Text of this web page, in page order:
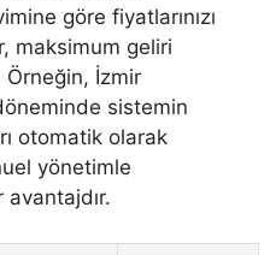
göre fiyatlarınızı
maksimum geliri
İzmir
sistemin
otomatik olarak
yönetimle
avantajdır.